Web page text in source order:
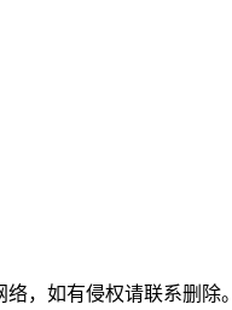
，如有侵权请联系删除。